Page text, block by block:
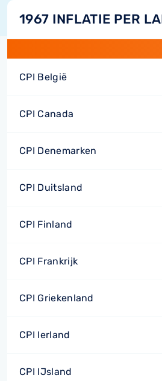
1967 INFLATIE PER
CPI België
CPI Canada
CPI Denemarken
CPI Duitsland
CPI Finland
CPI Frankrijk
CPI Griekenland
CPI Ierland
CPI IJsland